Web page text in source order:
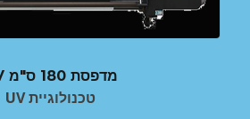
UV מדפסת 180 ס"מ
UV טכנולוגיית